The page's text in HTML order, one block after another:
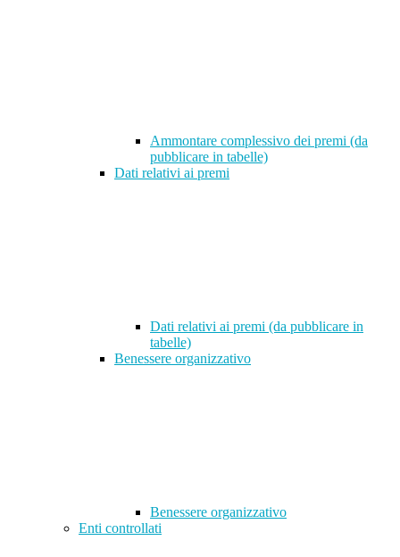
Ammontare complessivo dei premi (da
pubblicare in tabelle)
Dati relativi ai premi
Dati relativi ai premi (da pubblicare in
tabelle)
Benessere organizzativo
Benessere organizzativo
Enti controllati